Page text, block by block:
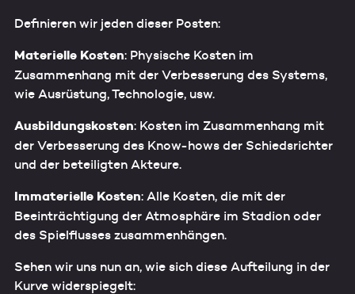
Definieren wir jeden dieser Posten:
Materielle Kosten: Physische Kosten im
Zusammenhang mit der Verbesserung des Systems,
wie Ausrüstung, Technologie, usw.
Ausbildungskosten: Kosten im Zusammenhang mit
der Verbesserung des Know-hows der Schiedsrichter
und der beteiligten Akteure.
Immaterielle Kosten: Alle Kosten, die mit der
Beeinträchtigung der Atmosphäre im Stadion oder
des Spielflusses zusammenhängen.
Sehen wir uns nun an, wie sich diese Aufteilung in der
Kurve widerspiegelt: